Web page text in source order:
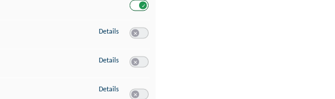
Details zu Erstellung von Profilen für personalisierte Werbung
Details zu Verwendung von Profilen zur Auswahl personalisierter Werbung
Details zu Messung der Werbeleistung